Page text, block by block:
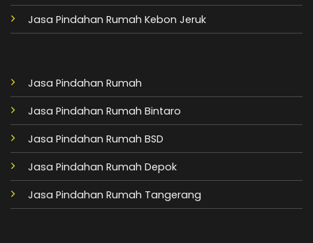
Jasa Pindahan Rumah Kebon Jeruk
Jasa Pindahan Rumah
Jasa Pindahan Rumah Bintaro
Jasa Pindahan Rumah BSD
Jasa Pindahan Rumah Depok
Jasa Pindahan Rumah Tangerang